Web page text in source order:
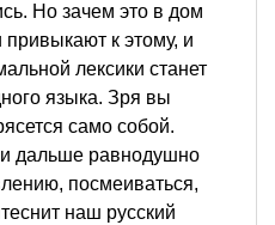
Но зачем это в дом
привыкают к этому, и
лексики станет
языка. Зря вы
само собой.
дальше равнодушно
посмеиваться,
наш русский